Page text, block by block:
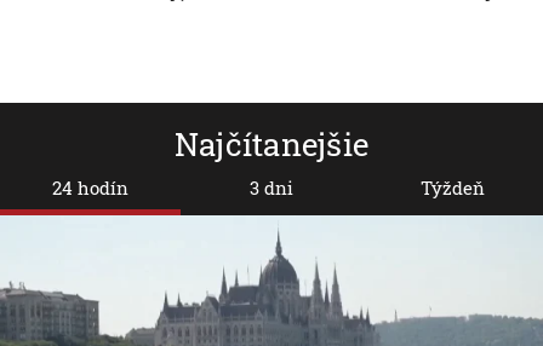
Najčítanejšie
24 hodín 3 dni Týždeň